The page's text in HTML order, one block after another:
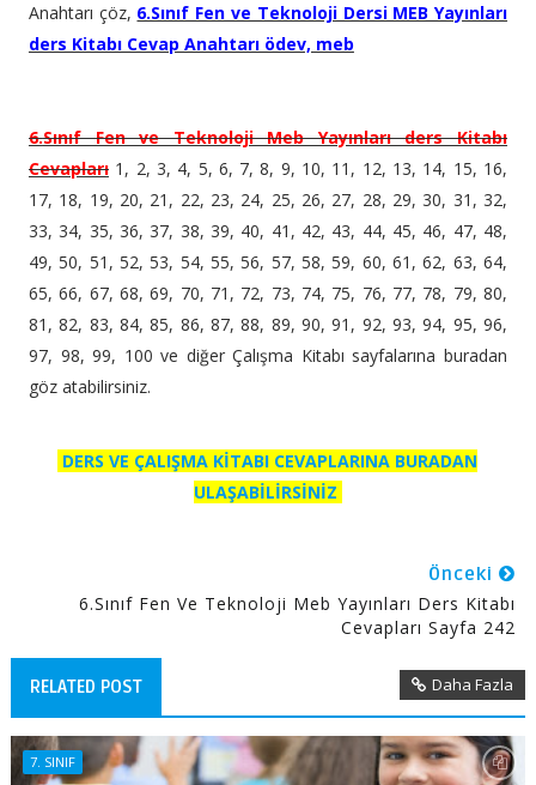
Anahtarı çöz, 6.Sınıf Fen ve Teknoloji Dersi MEB Yayınları
ders Kitabı Cevap Anahtarı ödev, meb
6.Sınıf Fen ve Teknoloji Meb Yayınları ders Kitabı
Cevapları1, 2, 3, 4, 5, 6, 7, 8, 9, 10, 11, 12, 13, 14, 15, 16,
17, 18, 19, 20, 21, 22, 23, 24, 25, 26, 27, 28, 29, 30, 31, 32,
33, 34, 35, 36, 37, 38, 39, 40, 41, 42, 43, 44, 45, 46, 47, 48,
49, 50, 51, 52, 53, 54, 55, 56, 57, 58, 59, 60, 61, 62, 63, 64,
65, 66, 67, 68, 69, 70, 71, 72, 73, 74, 75, 76, 77, 78, 79, 80,
81, 82, 83, 84, 85, 86, 87, 88, 89, 90, 91, 92, 93, 94, 95, 96,
97, 98, 99, 100 ve diğer Çalışma Kitabı sayfalarına buradan
göz atabilirsiniz.
DERS VE ÇALIŞMA KİTABI CEVAPLARINA BURADAN
ULAŞABİLİRSİNİZ
Önceki
6.Sınıf Fen Ve Teknoloji Meb Yayınları Ders Kitabı
Cevapları Sayfa 242
RELATED POST Daha Fazla
7. SINIF